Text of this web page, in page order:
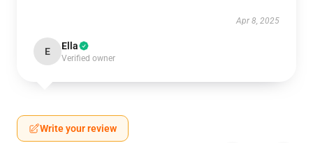
Apr 8, 2025
E Ella
Verified owner
Write your review